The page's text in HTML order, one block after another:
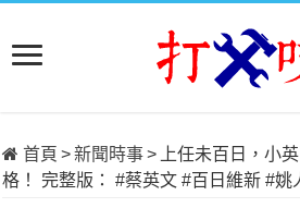
首頁 >新聞時事>
上任未百日，小
格！ 完整版： #蔡英文 #百日維新